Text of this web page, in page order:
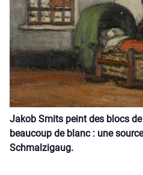
Jakob Smits peint des blocs
beaucoup de blanc : une
Schmalzigaug.